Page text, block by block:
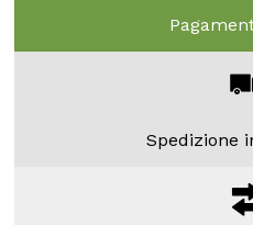
Spedizione